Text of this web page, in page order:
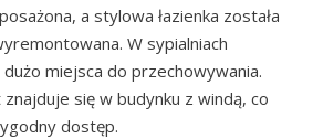
a stylowa łazienka została
W sypialniach
miejsca do przechowywania.
się w budynku z windą, co
dostęp.